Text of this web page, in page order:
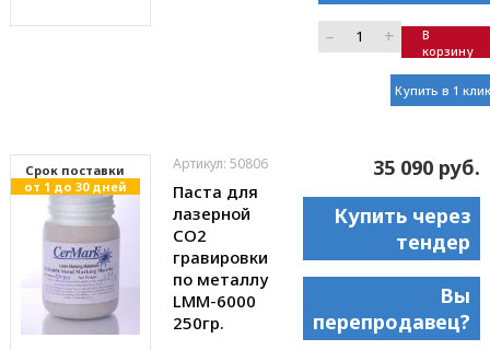
– +
В
корзину
Купить в 1 клик
Cрок поставки
от 1 до 30 дней
Артикул: 50806
Паста для
лазерной
CO2
гравировки
по металлу
LMM-6000
250гр.
35 090 руб.
Купить через
тендер
Вы
перепродавец?